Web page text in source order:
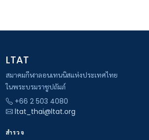
LTAT
สมาคมกีฬาลอนเทนนิสแห่งประเทศไทย
ในพระบรมราชูปถัมภ์
+66 2 503 4080
ltat_thai@ltat.org
สำรวจ